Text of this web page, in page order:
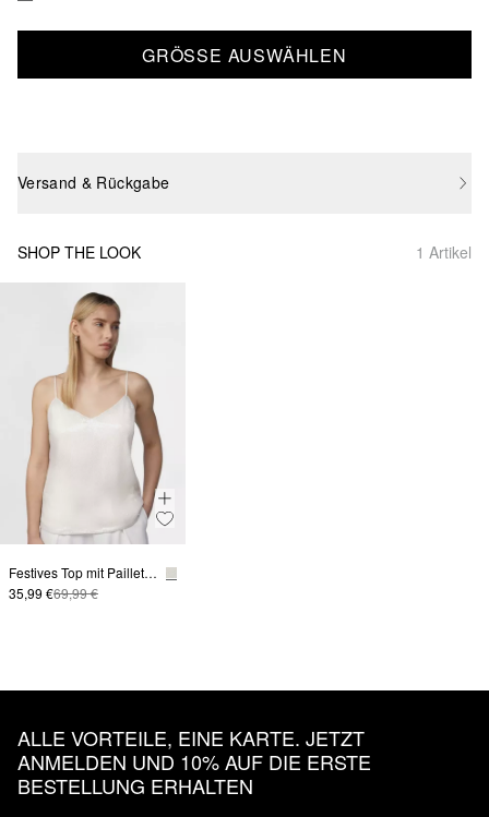
GRÖSSE AUSWÄHLEN
Versand & Rückgabe
SHOP THE LOOK 1 Artikel
Festives Top mit Pailletten
35,99 €69,99 €
ALLE VORTEILE, EINE KARTE. JETZT
ANMELDEN UND 10% AUF DIE ERSTE
BESTELLUNG ERHALTEN